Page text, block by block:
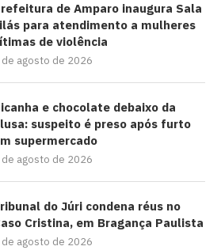
de Amparo inaugura Sala
para atendimento a mulheres
de violência
de agosto de 2026
e chocolate debaixo da
suspeito é preso após furto
supermercado
de agosto de 2026
do Júri condena réus no
Cristina, em Bragança Paulista
de agosto de 2026